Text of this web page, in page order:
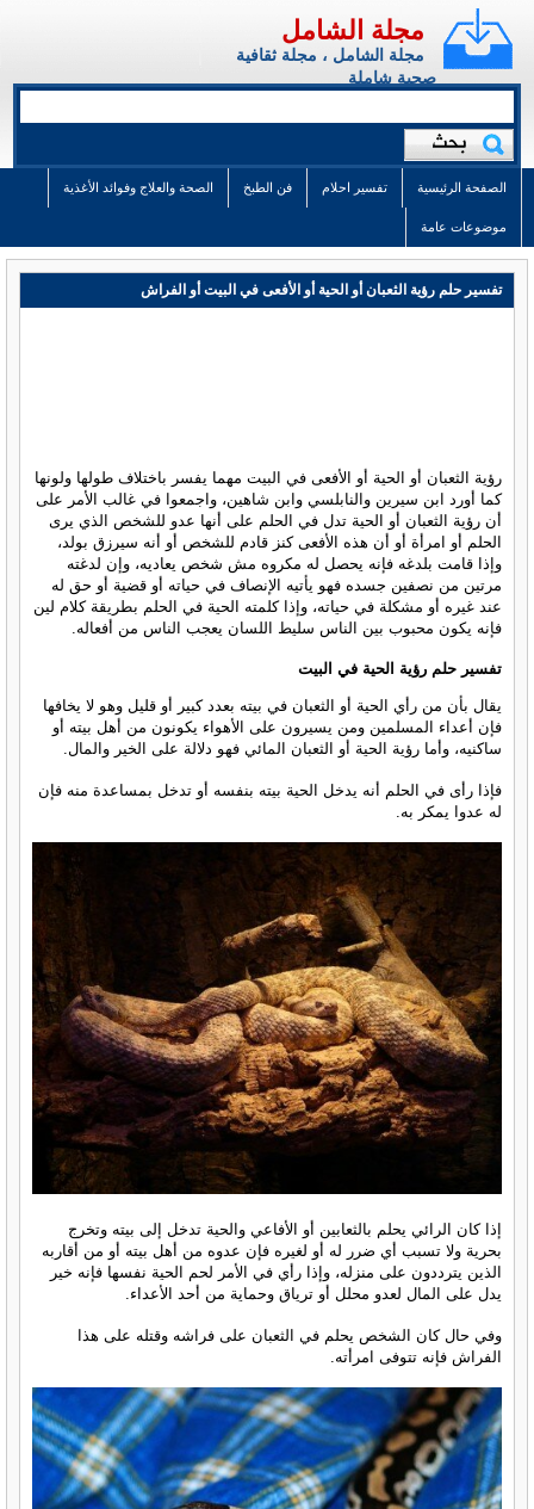
مجلة الشامل
مجلة الشامل ، مجلة ثقافية
صحية شاملة
الصفحة الرئيسية تفسير احلام فن الطبخ الصحة والعلاج وفوائد الأغذية
موضوعات عامة
تفسير حلم رؤية الثعبان أو الحية أو الأفعى في البيت أو الفراش
رؤية الثعبان أو الحية أو الأفعى في البيت مهما يفسر باختلاف طولها ولونها
كما أورد ابن سيرين والنابلسي وابن شاهين، واجمعوا في غالب الأمر على
أن رؤية الثعبان أو الحية تدل في الحلم على أنها عدو للشخص الذي يرى
الحلم أو امرأة أو أن هذه الأفعى كنز قادم للشخص أو أنه سيرزق بولد،
وإذا قامت بلدغه فإنه يحصل له مكروه مش شخص يعاديه، وإن لدغته
مرتين من نصفين جسده فهو يأتيه الإنصاف في حياته أو قضية أو حق له
عند غيره أو مشكلة في حياته، وإذا كلمته الحية في الحلم بطريقة كلام لين
فإنه يكون محبوب بين الناس سليط اللسان يعجب الناس من أفعاله.
تفسير حلم رؤية الحية في البيت
يقال بأن من رأي الحية أو الثعبان في بيته بعدد كبير أو قليل وهو لا يخافها
فإن أعداء المسلمين ومن يسيرون على الأهواء يكونون من أهل بيته أو
ساكنيه، وأما رؤية الحية أو الثعبان المائي فهو دلالة على الخير والمال.
فإذا رأى في الحلم أنه يدخل الحية بيته بنفسه أو تدخل بمساعدة منه فإن
له عدوا يمكر به.
إذا كان الرائي يحلم بالثعابين أو الأفاعي والحية تدخل إلى بيته وتخرج
بحرية ولا تسبب أي ضرر له أو لغيره فإن عدوه من أهل بيته أو من أقاربه
الذين يترددون على منزله، وإذا رأي في الأمر لحم الحية نفسها فإنه خير
يدل على المال لعدو محلل أو ترياق وحماية من أحد الأعداء.
وفي حال كان الشخص يحلم في الثعبان على فراشه وقتله على هذا
الفراش فإنه تتوفى امرأته.